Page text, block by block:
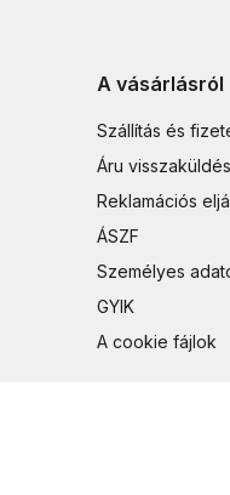
A vásárlásról
Szállítás és
Áru visszaküldés
Reklamációs
ÁSZF
Személyes
GYIK
A cookie fájlok